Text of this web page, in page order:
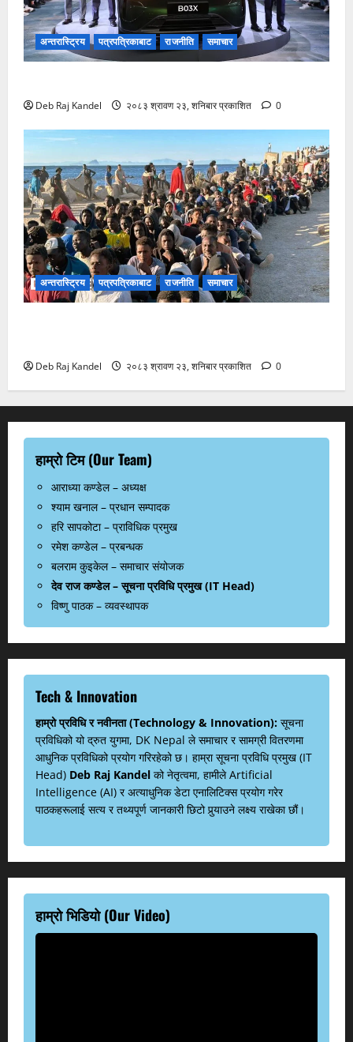
अन्तरास्ट्रिय पत्रपत्रिकाबाट राजनीति समाचार
Deb Raj Kandel २०८३ श्रावण २३, शनिबार प्रकाशित 0
अन्तरास्ट्रिय पत्रपत्रिकाबाट राजनीति समाचार
Deb Raj Kandel २०८३ श्रावण २३, शनिबार प्रकाशित 0
हाम्रो टिम (Our Team)
आराध्या कण्डेल – अध्यक्ष
श्याम खनाल – प्रधान सम्पादक
हरि सापकोटा – प्राविधिक प्रमुख
रमेश कण्डेल – प्रबन्धक
बलराम कुइकेल – समाचार संयोजक
देव राज कण्डेल – सूचना प्रविधि प्रमुख (IT Head)
विष्णु पाठक – व्यवस्थापक
Tech & Innovation
हाम्रो प्रविधि र नवीनता (Technology & Innovation): सूचना
प्रविधिको यो द्रुत युगमा, DK Nepal ले समाचार र सामग्री वितरणमा
आधुनिक प्रविधिको प्रयोग गरिरहेको छ। हाम्रा सूचना प्रविधि प्रमुख (IT
Head) Deb Raj Kandel को नेतृत्वमा, हामीले Artificial
Intelligence (AI) र अत्याधुनिक डेटा एनालिटिक्स प्रयोग गरेर
पाठकहरूलाई सत्य र तथ्यपूर्ण जानकारी छिटो पुर्‍याउने लक्ष्य राखेका छौं।
हाम्रो भिडियो (Our Video)